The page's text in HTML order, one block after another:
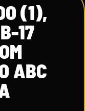
(1),
17
ABC